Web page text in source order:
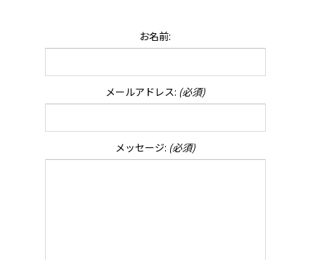
お名前:
メールアドレス: (必須)
メッセージ: (必須)